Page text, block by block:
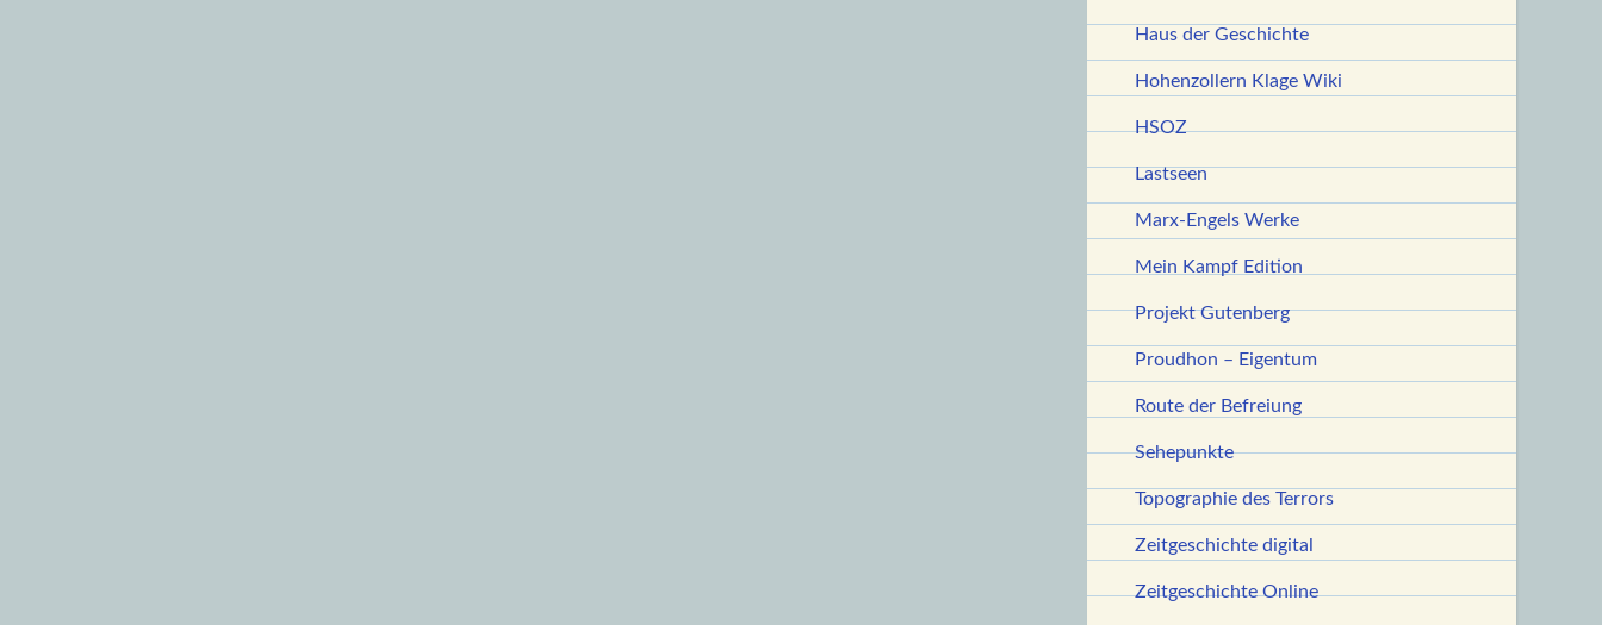
Haus der Geschichte
Hohenzollern Klage Wiki
HSOZ
Lastseen
Marx-Engels Werke
Mein Kampf Edition
Projekt Gutenberg
Proudhon – Eigentum
Route der Befreiung
Sehepunkte
Topographie des Terrors
Zeitgeschichte digital
Zeitgeschichte Online